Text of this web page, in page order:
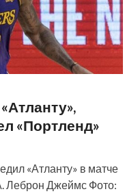
«Портленд»
«Атланту» в матче
Леброн Джеймс Фото: